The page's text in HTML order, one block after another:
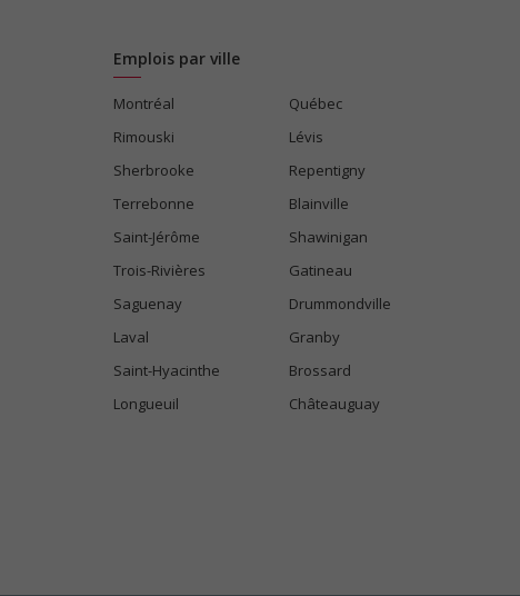
Emplois par ville
Montréal
Québec
Rimouski
Lévis
Sherbrooke
Repentigny
Terrebonne
Blainville
Saint-Jérôme
Shawinigan
Trois-Rivières
Gatineau
Saguenay
Drummondville
Laval
Granby
Saint-Hyacinthe
Brossard
Longueuil
Châteauguay